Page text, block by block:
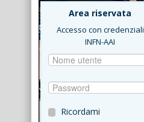
Area riservata
Accesso con credenziali
INFN-AAI
Ricordami